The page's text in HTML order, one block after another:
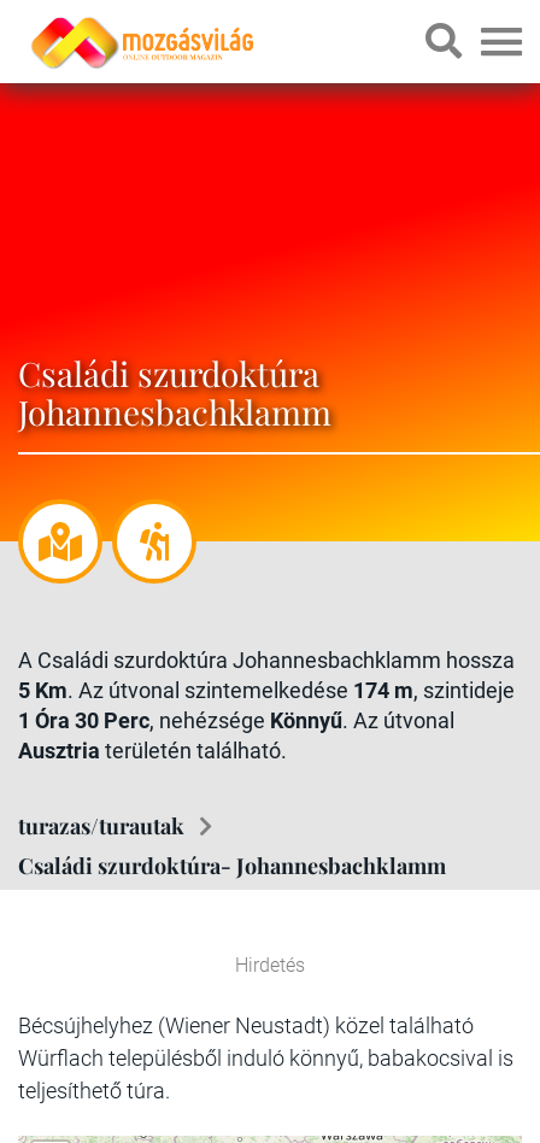
Családi szurdoktúra
Johannesbachklamm
A Családi szurdoktúra Johannesbachklamm hossza
5 Km. Az útvonal szintemelkedése 174 m, szintideje
1 Óra 30 Perc, nehézsége Könnyű. Az útvonal
Ausztria területén található.
turazas/turautak
Családi szurdoktúra- Johannesbachklamm
Hirdetés
Bécsújhelyhez (Wiener Neustadt) közel található
Würflach településből induló könnyű, babakocsival is
teljesíthető túra.